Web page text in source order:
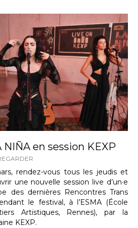
NIÑA en session KEXP
rendez-vous tous les jeudis et
une nouvelle session live d’un·e
des dernières Rencontres Trans
le festival, à l’ESMA (École
Artistiques, Rennes), par la
KEXP.